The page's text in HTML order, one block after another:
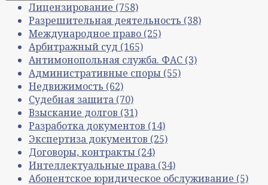
Лицензирование (758)
Разрешительная деятельность (38)
Международное право (25)
Арбитражный суд (165)
Антимонопольная служба. ФАС (3)
Административные споры (55)
Недвижимость (62)
Судебная защита (70)
Взыскание долгов (31)
Разработка документов (14)
Экспертиза документов (25)
Договоры, контракты (24)
Интеллектуальные права (34)
Абонентское юридическое обслуживание (5)